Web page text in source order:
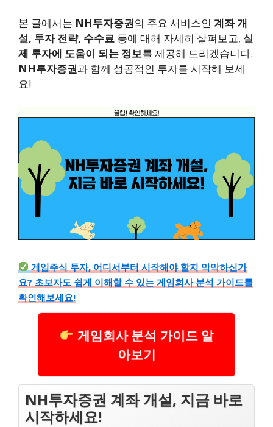
본 글에서는 NH투자증권의 주요 서비스인 계좌 개
설, 투자 전략, 수수료 등에 대해 자세히 살펴보고, 실
제 투자에 도움이 되는 정보를 제공해 드리겠습니다.
NH투자증권과 함께 성공적인 투자를 시작해 보세
요!
게임주식 투자, 어디서부터 시작해야 할지 막막하신가
요? 초보자도 쉽게 이해할 수 있는 게임회사 분석 가이드를
확인해보세요!
게임회사 분석 가이드 알
아보기
NH투자증권 계좌 개설, 지금 바로
시작하세요!